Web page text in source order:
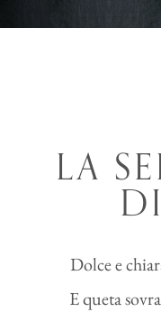
LA
Dolce e
E queta